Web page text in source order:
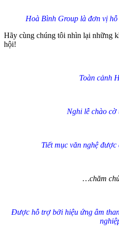
Hoà Bình Group là đơn vị
Hãy cùng chúng tôi nhìn lại những
hội!
Toàn cảnh
Nghi lễ chào
Tiết mục văn nghệ
…chăm
Được hỗ trợ bởi hiệu ứng âm